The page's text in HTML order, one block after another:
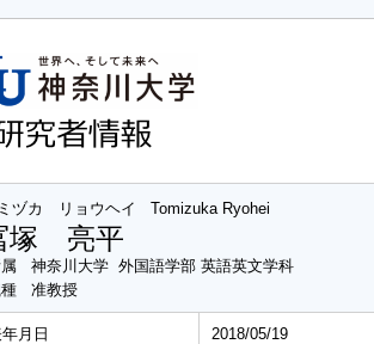
ヅカ リョウヘイ Tomizuka Ryohei
塚 亮平
神奈川大学 外国語学部 英語英文学科
准教授
月日 2018/05/19